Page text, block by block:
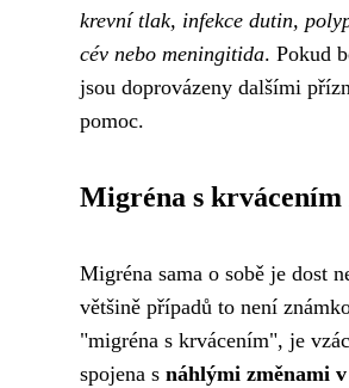
krevní tlak, infekce dutin,
cév nebo meningitida. Pokud
jsou doprovázeny dalšími
pomoc.
Migréna s krvácením
Migréna sama o sobě je dost
většině případů to není
"migréna s krvácením", je
spojena s náhlými změnami